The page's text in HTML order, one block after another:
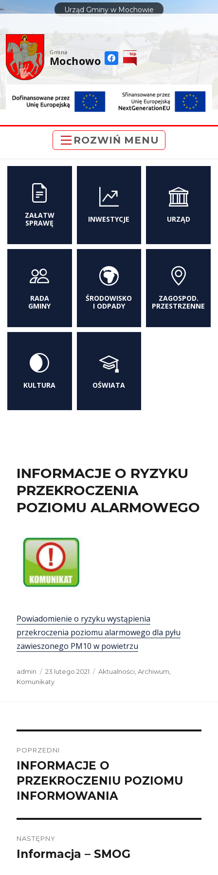
treści
Urząd Gminy w Mochowie
Gmina
Mochowo
ROZWIŃ MENU
ZAŁATW
SPRAWĘ
INWESTYCJE URZĄD
RADA
GMINY
ŚRODOWISKO
I ODPADY
ZAGOSPOD.
PRZESTRZENNE
KULTURA OŚWIATA
INFORMACJE O RYZYKU
PRZEKROCZENIA
POZIOMU ALARMOWEGO
Powiadomienie o ryzyku wystąpienia
przekroczenia poziomu alarmowego dla pyłu
zawieszonego PM10 w powietrzu
Autor
admin
Data
publikacji
23 lutego 2021 Kategorie
Aktualności ,Archiwum
Komunikaty
wpisu
POPRZEDNI
Poprzedni
wpis:
INFORMACJE O
PRZEKROCZENIU POZIOMU
INFORMOWANIA
NASTĘPNY
Następny
Informacja – SMOG